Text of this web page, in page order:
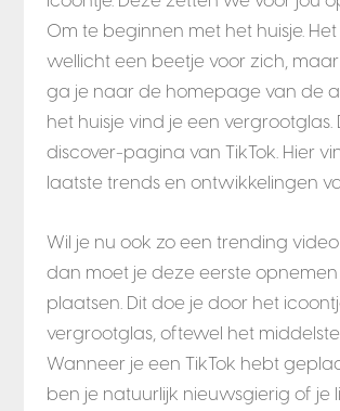
Om te beginnen met het huisje.
wellicht een beetje voor zich,
ga je naar de homepage van de
het huisje vind je een vergrootglas.
discover-pagina van TikTok. Hier
laatste trends en ontwikkelingen
Wil je nu ook zo een trending video
dan moet je deze eerste
plaatsen. Dit doe je door het
vergrootglas, oftewel het middelste
Wanneer je een TikTok hebt
ben je natuurlijk nieuwsgierig of je